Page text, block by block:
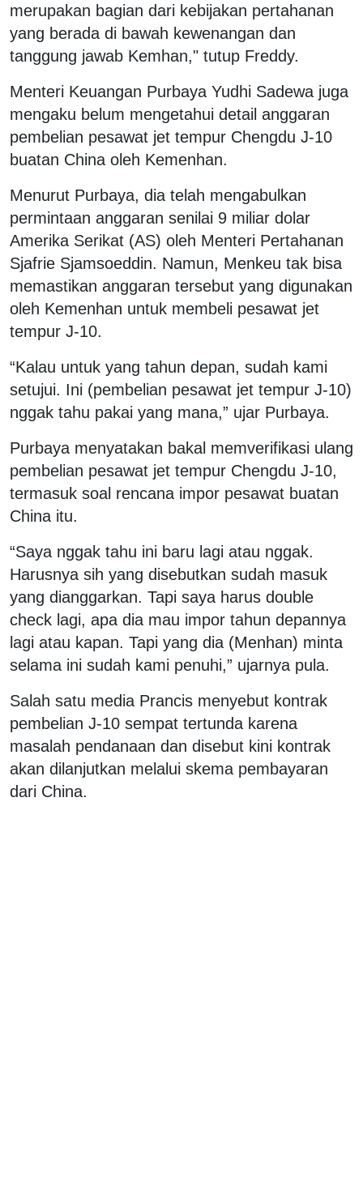
merupakan bagian dari kebijakan pertahanan
yang berada di bawah kewenangan dan
tanggung jawab Kemhan," tutup Freddy.
Menteri Keuangan Purbaya Yudhi Sadewa juga
mengaku belum mengetahui detail anggaran
pembelian pesawat jet tempur Chengdu J-10
buatan China oleh Kemenhan.
Menurut Purbaya, dia telah mengabulkan
permintaan anggaran senilai 9 miliar dolar
Amerika Serikat (AS) oleh Menteri Pertahanan
Sjafrie Sjamsoeddin. Namun, Menkeu tak bisa
memastikan anggaran tersebut yang digunakan
oleh Kemenhan untuk membeli pesawat jet
tempur J-10.
“Kalau untuk yang tahun depan, sudah kami
setujui. Ini (pembelian pesawat jet tempur J-10)
nggak tahu pakai yang mana,” ujar Purbaya.
Purbaya menyatakan bakal memverifikasi ulang
pembelian pesawat jet tempur Chengdu J-10,
termasuk soal rencana impor pesawat buatan
China itu.
“Saya nggak tahu ini baru lagi atau nggak.
Harusnya sih yang disebutkan sudah masuk
yang dianggarkan. Tapi saya harus double
check lagi, apa dia mau impor tahun depannya
lagi atau kapan. Tapi yang dia (Menhan) minta
selama ini sudah kami penuhi,” ujarnya pula.
Salah satu media Prancis menyebut kontrak
pembelian J-10 sempat tertunda karena
masalah pendanaan dan disebut kini kontrak
akan dilanjutkan melalui skema pembayaran
dari China.